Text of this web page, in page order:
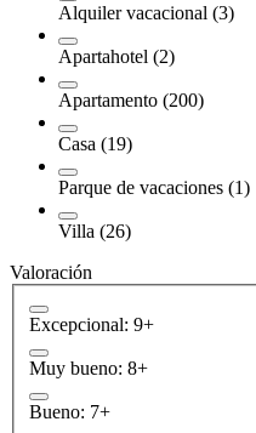
Alquiler vacacional (3)
Apartahotel (2)
Apartamento (200)
Casa (19)
Parque de vacaciones (1)
Villa (26)
Valoración
Excepcional: 9+
Muy bueno: 8+
Bueno: 7+